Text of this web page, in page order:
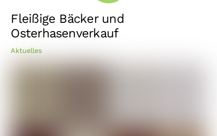
Fleißige Bäcker und
Osterhasenverkauf
Aktuelles